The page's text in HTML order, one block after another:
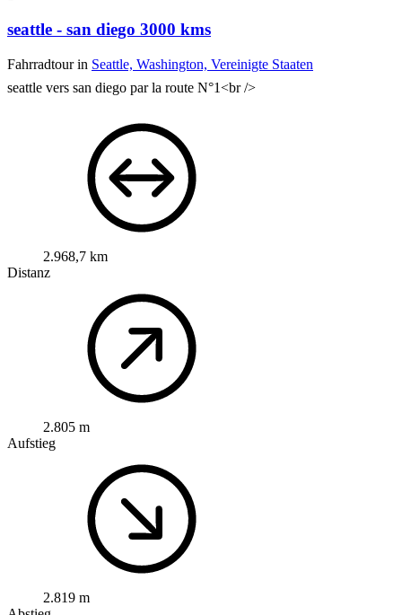
seattle - san diego 3000 kms
Fahrradtour in Seattle, Washington, Vereinigte Staaten
seattle vers san diego par la route N°1<br />
2.968,7 km
Distanz
2.805 m
Aufstieg
2.819 m